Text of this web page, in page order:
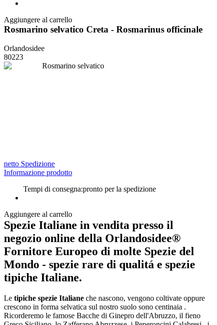
Aggiungere al carrello
Rosmarino selvatico Creta - Rosmarinus officinale
Orlandosidee
80223
netto Spedizione
Informazione prodotto
Tempi di consegna:pronto per la spedizione
Aggiungere al carrello
Spezie Italiane in vendita presso il
negozio online della Orlandosidee®
Fornitore Europeo di molte Spezie del
Mondo - spezie rare di qualitá e spezie
tipiche Italiane.
Le tipiche spezie Italiane che nascono, vengono coltivate oppure
crescono in forma selvatica sul nostro suolo sono centinaia .
Ricorderemo le famose Bacche di Ginepro dell'Abruzzo, il fieno